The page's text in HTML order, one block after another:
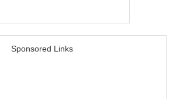
Sponsored Links